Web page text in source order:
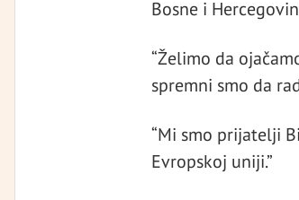
Bosne i
“Želimo da
spremni smo da
“Mi smo prijatelji
Evropskoj uniji.”